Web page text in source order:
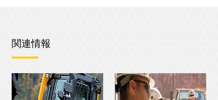
関連情報